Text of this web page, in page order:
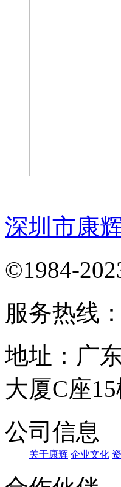
深圳市康
©1984-
服务热线
地址：广
大厦C座
公司信息
关于康辉 企业文化